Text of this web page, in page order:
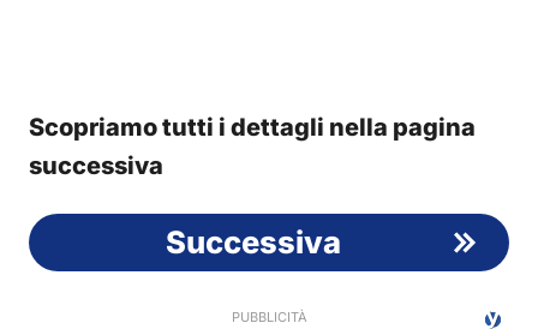
Scopriamo tutti i dettagli nella pagina
successiva
Successiva